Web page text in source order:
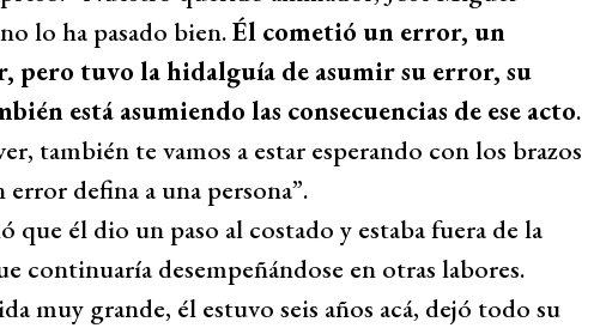
lo ha pasado bien.Él cometió un error, un
tuvo la hidalguía de asumir su error, su
está asumiendo las consecuencias de ese acto.
también te vamos a estar esperando con los brazos
defina a una persona”.
que él dio un paso al costado y estaba fuera de la
continuaría desempeñándose en otras labores.
muy grande, él estuvo seis años acá, dejó todo su